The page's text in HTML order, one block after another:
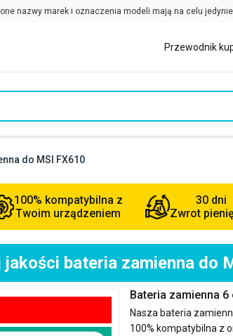
Przewodnik
do MSI FX610
100% kompatybilna z
Twoim urządzeniem
30 dni
Zwrot
bateria zamienna do
Bateria zamienna 6
Nasza bateria
100% kompatybilna z